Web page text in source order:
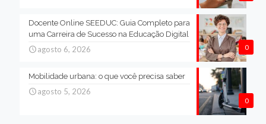
0
Docente Online SEEDUC: Guia Completo para
uma Carreira de Sucesso na Educação Digital
agosto 6, 2026
0
Mobilidade urbana: o que você precisa saber
agosto 5, 2026